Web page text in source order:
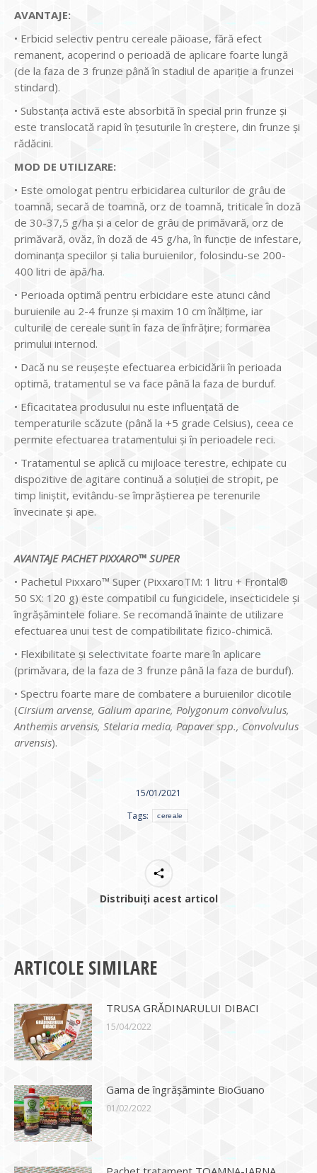
AVANTAJE:
• Erbicid selectiv pentru cereale păioase, fără efect
remanent, acoperind o perioadă de aplicare foarte lungă
(de la faza de 3 frunze până în stadiul de apariție a frunzei
stindard).
• Substanța activă este absorbită în special prin frunze și
este translocată rapid în țesuturile în creștere, din frunze și
rădăcini.
MOD DE UTILIZARE:
• Este omologat pentru erbicidarea culturilor de grâu de
toamnă, secară de toamnă, orz de toamnă, triticale în doză
de 30-37,5 g/ha și a celor de grâu de primăvară, orz de
primăvară, ovăz, în doză de 45 g/ha, în funcție de infestare,
dominanța speciilor și talia buruienilor, folosindu-se 200-
400 litri de apă/ha.
• Perioada optimă pentru erbicidare este atunci când
buruienile au 2-4 frunze și maxim 10 cm înălțime, iar
culturile de cereale sunt în faza de înfrățire; formarea
primului internod.
• Dacă nu se reușește efectuarea erbicidării în perioada
optimă, tratamentul se va face până la faza de burduf.
• Eficacitatea produsului nu este influențată de
temperaturile scăzute (până la +5 grade Celsius), ceea ce
permite efectuarea tratamentului și în perioadele reci.
• Tratamentul se aplică cu mijloace terestre, echipate cu
dispozitive de agitare continuă a soluției de stropit, pe
timp liniștit, evitându-se împrăștierea pe terenurile
învecinate și ape.
AVANTAJE PACHET PIXXARO™ SUPER
• Pachetul Pixxaro™ Super (PixxaroTM: 1 litru + Frontal®
50 SX: 120 g) este compatibil cu fungicidele, insecticidele și
îngrășămintele foliare. Se recomandă înainte de utilizare
efectuarea unui test de compatibilitate fizico-chimică.
• Flexibilitate și selectivitate foarte mare în aplicare
(primăvara, de la faza de 3 frunze până la faza de burduf).
• Spectru foarte mare de combatere a buruienilor dicotile
(Cirsium arvense, Galium aparine, Polygonum convolvulus,
Anthemis arvensis, Stelaria media, Papaver spp., Convolvulus
arvensis).
15/01/2021
Tags:
cereale
Distribuiți acest articol
ARTICOLE SIMILARE
TRUSA GRĂDINARULUI DIBACI
15/04/2022
Gama de îngrășăminte BioGuano
01/02/2022